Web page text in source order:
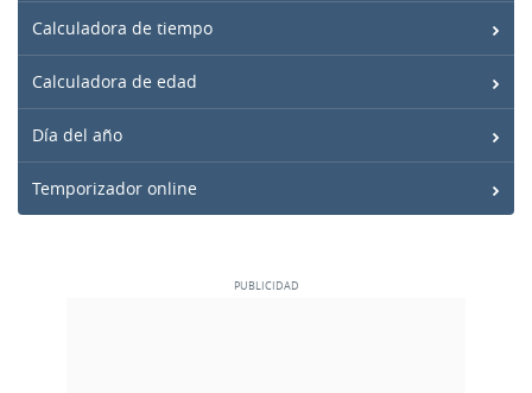
Calculadora de tiempo
Calculadora de edad
Día del año
Temporizador online